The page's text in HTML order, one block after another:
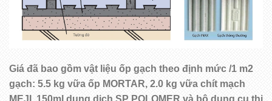
Giá đã bao gồm vật liệu ốp gạch theo định mức /1 m2
gạch: 5.5 kg vữa ốp MORTAR, 2.0 kg vữa chít mạch